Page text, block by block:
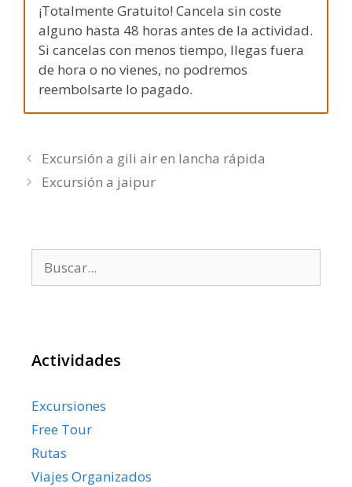
¡Totalmente Gratuito! Cancela sin coste
alguno hasta 48 horas antes de la actividad.
Si cancelas con menos tiempo, llegas fuera
de hora o no vienes, no podremos
reembolsarte lo pagado.
Excursión a gili air en lancha rápida
Excursión a jaipur
Actividades
Excursiones
Free Tour
Rutas
Viajes Organizados